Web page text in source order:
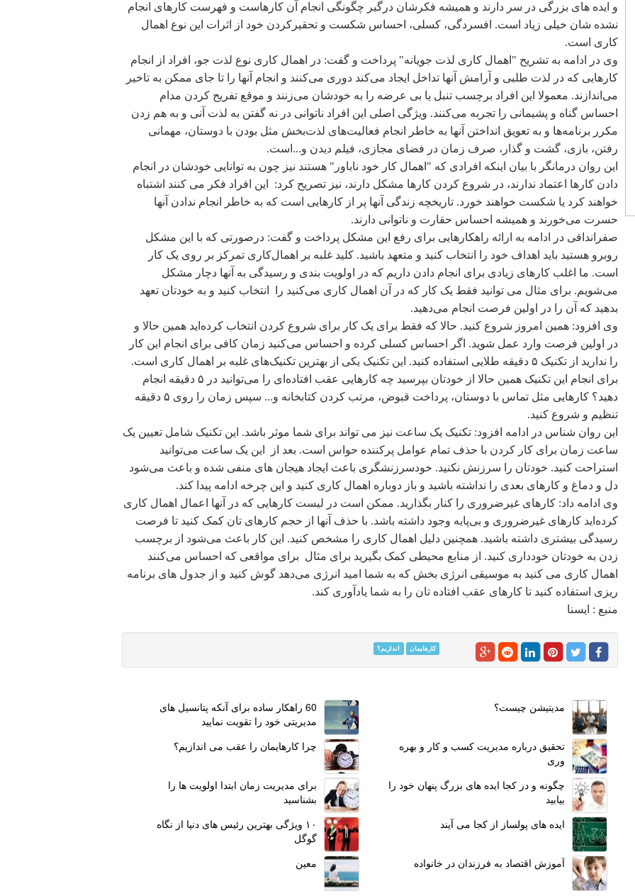
و ایده های بزرگی در سر دارند و همیشه فکرشان درگیر چگونگی انجام آن کارهاست و فهرست کارهای انجام
نشده شان خیلی زیاد است. افسردگی، کسلی، احساس شکست و تحقیرکردن خود از اثرات این نوع اهمال
کاری است.
وی در ادامه به تشریح "اهمال کاری لذت جویانه" پرداخت و گفت: در اهمال کاری نوع لذت جو، افراد از انجام
کارهایی که در لذت طلبی و آرامش آنها تداخل ایجاد می‌کند دوری می‌کنند و انجام آنها را تا جای ممکن به تاخیر
می‌اندازند. معمولا این افراد برچسب تنبل یا بی عرضه را به خودشان می‌زنند و موقع تفریح کردن مدام
احساس گناه و پشیمانی را تجربه می‌کنند. ویژگی اصلی این افراد ناتوانی در نه گفتن به لذت آنی و به هم زدن
مکرر برنامه‌ها و به تعویق انداختن آنها به خاطر انجام فعالیت‌های لذت‌بخش مثل بودن با دوستان، مهمانی
رفتن، بازی، گشت و گذار، صرف زمان در فضای مجازی، فیلم دیدن و...است.
این روان درمانگر با بیان اینکه افرادی که "اهمال کار خود ناباور" هستند نیز چون به توانایی خودشان در انجام
دادن کارها اعتماد ندارند، در شروع کردن کارها مشکل دارند، نیز تصریح کرد: این افراد فکر می کنند اشتباه
خواهند کرد یا شکست خواهند خورد. تاریخچه زندگی آنها پر از کارهایی است که به خاطر انجام ندادن آنها
حسرت می‌خورند و همیشه احساس حقارت و ناتوانی دارند.
صفرانداقی در ادامه به ارائه راهکارهایی برای رفع این مشکل پرداخت و گفت: درصورتی که با این مشکل
روبرو هستید باید اهداف خود را انتخاب کنید و متعهد باشید. کلید غلبه بر اهمال‌کاری تمرکز بر روی یک کار
است. ما اغلب کارهای زیادی برای انجام دادن داریم که در اولویت بندی و رسیدگی به آنها دچار مشکل
می‌شویم. برای مثال می توانید فقط یک کار که در آن اهمال کاری می‌کنید را انتخاب کنید و به خودتان تعهد
بدهید که آن را در اولین فرصت انجام می‌دهید.
وی افزود: همین امروز شروع کنید. حالا که فقط برای یک کار برای شروع کردن انتخاب کرده‌اید همین حالا و
در اولین فرصت وارد عمل شوید. اگر احساس کسلی کرده و احساس می‌کنید زمان کافی برای انجام این کار
را ندارید از تکنیک ۵ دقیقه طلایی استفاده کنید. این تکنیک یکی از بهترین تکنیک‌های غلبه بر اهمال کاری است.
برای انجام این تکنیک همین حالا از خودتان بپرسید چه کارهایی عقب افتاده‌ای را می‌توانید در ۵ دقیقه انجام
دهید؟ کارهایی مثل تماس با دوستان، پرداخت قبوض، مرتب کردن کتابخانه و... سپس زمان را روی ۵ دقیقه
تنظیم و شروع کنید.
این روان شناس در ادامه افزود: تکنیک یک ساعت نیز می تواند برای شما موثر باشد. این تکنیک شامل تعیین یک
ساعت زمان برای کار کردن با حذف تمام عوامل پرکننده حواس است. بعد از این یک ساعت می‌توانید
استراحت کنید. خودتان را سرزنش نکنید. خودسرزنشگری باعث ایجاد هیجان های منفی شده و باعث می‌شود
دل و دماغ و کارهای بعدی را نداشته باشید و باز دوباره اهمال کاری کنید و این چرخه ادامه پیدا کند.
وی ادامه داد: کارهای غیرضروری را کنار بگذارید. ممکن است در لیست کارهایی که در آنها اعمال اهمال کاری
کرده‌اید کارهای غیرضروری و بی‌پایه وجود داشته باشد. با حذف آنها از حجم کارهای تان کمک کنید تا فرصت
رسیدگی بیشتری داشته باشید. همچنین دلیل اهمال کاری را مشخص کنید. این کار باعث می‌شود از برچسب
زدن به خودتان خودداری کنید. از منابع محیطی کمک بگیرید برای مثال برای مواقعی که احساس می‌کنند
اهمال کاری می کنید به موسیقی انرژی بخش که به شما امید انرژی می‌دهد گوش کنید و از جدول های برنامه
ریزی استفاده کنید تا کارهای عقب افتاده تان را به شما یادآوری کند.
منبع : ایسنا
کارهایمان اندازیم؟
مدیتیشن چیست؟
60 راهکار ساده برای آنکه پتانسیل های
مدیریتی خود را تقویت نمایید
تحقیق درباره مدیریت کسب و کار و بهره
وری
چرا کارهایمان را عقب می اندازیم؟
چگونه و در کجا ایده های بزرگ پنهان خود را
بیابید
برای مدیریت زمان ابتدا اولویت ها را
بشناسید
ایده های پولساز از کجا می آیند
۱۰ ویژگی بهترین رئیس های دنیا از نگاه
گوگل
آموزش اقتصاد به فرزندان در خانواده
معین